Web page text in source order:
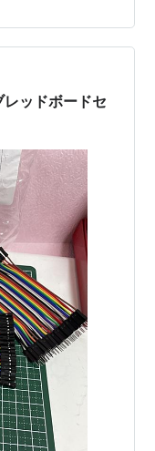
る昇圧コンバー
レッドボードセ